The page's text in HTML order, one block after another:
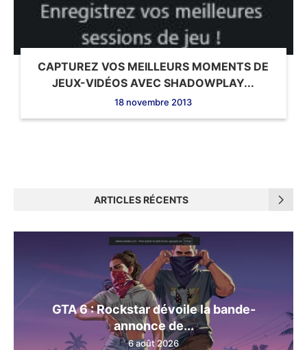
CAPTUREZ VOS MEILLEURS MOMENTS DE
JEUX-VIDÉOS AVEC SHADOWPLAY...
18 novembre 2013
ARTICLES RÉCENTS
GTA 6 : Rockstar dévoile la bande-
annonce de...
6 août 2026